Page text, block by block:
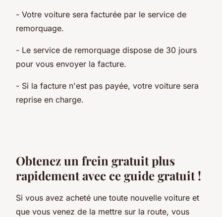
- Votre voiture sera facturée par le service de
remorquage.
- Le service de remorquage dispose de 30 jours
pour vous envoyer la facture.
- Si la facture n'est pas payée, votre voiture sera
reprise en charge.
Obtenez un frein gratuit plus
rapidement avec ce guide gratuit !
Si vous avez acheté une toute nouvelle voiture et
que vous venez de la mettre sur la route, vous